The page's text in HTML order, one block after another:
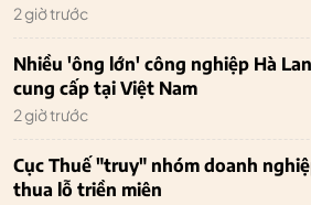
2 giờ trước
Nhiều 'ông lớn' công nghiệp Hà
cung cấp tại Việt Nam
2 giờ trước
Cục Thuế "truy" nhóm doanh
thua lỗ triền miên